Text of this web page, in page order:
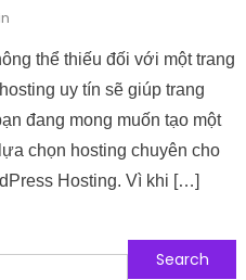
thể thiếu đối với một trang
uy tín sẽ giúp trang
đang mong muốn tạo một
chọn hosting chuyên cho
Hosting. Vì khi […]